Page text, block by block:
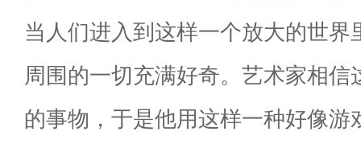
当人们进入到这样一个放大的世界
周围的一切充满好奇。艺术家相信
的事物，于是他用这样一种好像游